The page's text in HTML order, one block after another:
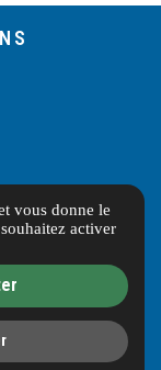
vous donne le
activer